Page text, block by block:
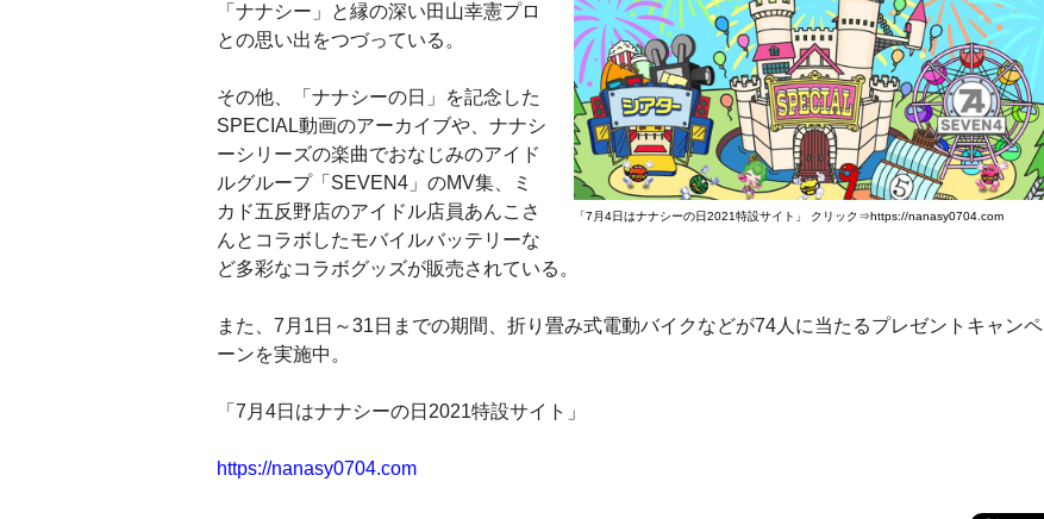
「7月4日はナナシーの日2021特設サイト」 クリック⇒https://nanasy0704.com
「ナナシー」と縁の深い田山幸憲プロ
との思い出をつづっている。
その他、「ナナシーの日」を記念した
SPECIAL動画のアーカイブや、ナナシ
ーシリーズの楽曲でおなじみのアイド
ルグループ「SEVEN4」のMV集、ミ
カド五反野店のアイドル店員あんこさ
んとコラボしたモバイルバッテリーな
ど多彩なコラボグッズが販売されている。
また、7月1日～31日までの期間、折り畳み式電動バイクなどが74人に当たるプレゼントキャンペ
ーンを実施中。
「7月4日はナナシーの日2021特設サイト」
https://nanasy0704.com